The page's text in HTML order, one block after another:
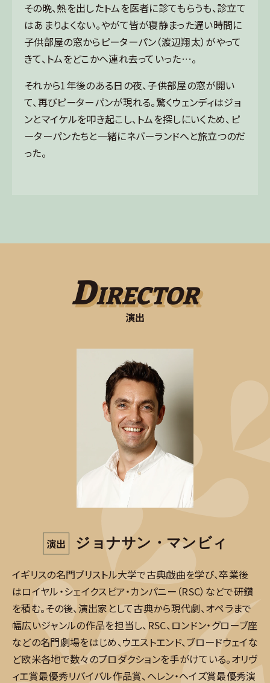
その晩、熱を出したトムを医者に診てもらうも、診立て
はあまりよくない。やがて皆が寝静まった遅い時間に
子供部屋の窓からピーターパン（渡辺翔太）がやって
きて、トムをどこかへ連れ去っていった…。
それから1年後のある日の夜、子供部屋の窓が開い
て、再びピーターパンが現れる。驚くウェンディはジョ
ンとマイケルを叩き起こし、トムを探しにいくため、ピ
ーターパンたちと一緒にネバーランドへと旅立つのだ
った。
DIRECTOR
演出
演出 ジョナサン・マンビィ
イギリスの名門ブリストル大学で古典戯曲を学び、卒業後
はロイヤル・シェイクスピア・カンパニー（RSC）などで研鑽
を積む。その後、演出家として古典から現代劇、オペラまで
幅広いジャンルの作品を担当し、RSC、ロンドン・グローブ座
などの名門劇場をはじめ、ウエストエンド、ブロードウェイな
ど欧米各地で数々のプロダクションを手がけている。オリヴ
ィエ賞最優秀リバイバル作品賞、ヘレン・ヘイズ賞最優秀演